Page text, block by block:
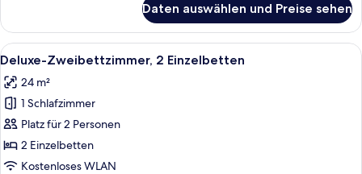
Doppelzimmer,
Queen-
Daten auswählen und Preise sehen
Alle
Fotos
für
Deluxe-
Zweibettzimmer,
2 Einzelbetten
anzeigen
Ein Hotelzimmer mit zwei Betten,
5
Deluxe-Zweibettzimmer, 2 Einzelbetten
24 m²
1 Schlafzimmer
Platz für 2 Personen
2 Einzelbetten
Kostenloses WLAN